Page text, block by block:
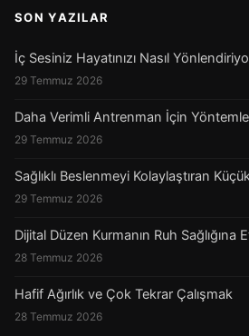
SON YAZILAR
İç Sesiniz Hayatınızı Nasıl
29 Temmuz 2026
Daha Verimli Antrenman İçin
29 Temmuz 2026
Sağlıklı Beslenmeyi Kolaylaştıran
29 Temmuz 2026
Dijital Düzen Kurmanın Ruh Sağlığına
28 Temmuz 2026
Hafif Ağırlık ve Çok Tekrar Çalışmak
28 Temmuz 2026